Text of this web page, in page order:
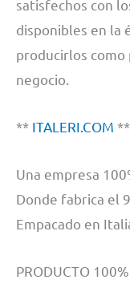
satisfechos con
disponibles en la
producirlos como
negocio.
** ITALERI.COM **
Una empresa
Donde fabrica el
Empacado en
PRODUCTO